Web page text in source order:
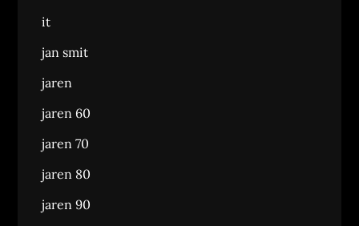
it
jan smit
jaren
jaren 60
jaren 70
jaren 80
jaren 90